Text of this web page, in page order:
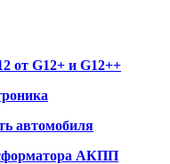
от G12+ и G12++
автомобиля
АКПП